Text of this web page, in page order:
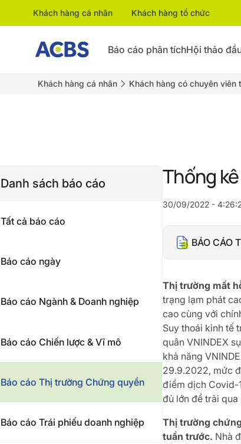
Khách hàng cá nhân Khách hàng tổ chức
Báo cáo phân tíchHội thảo
Khách hàng cá nhân Khách hàng có chuyên viên
Danh sách báo cáo
Tất cả báo cáo
Báo cáo ngày
Báo cáo Ngành & Doanh nghiệp
Báo cáo Chiến lược & Vĩ mô
Báo cáo Thị trường Chứng quyền
Báo cáo Trái phiếu doanh nghiệp
Thống
30/09/2022 -
BÁO CÁO
Thị trường mất
trạng lạm phát
cao cùng với
Suy thoái kinh tế
quân VNINDEX
khả năng
29.9.2022, mức
điểm dịch Covid-
đủ lớn để trải
Thị trường
tuần trước. Nhà